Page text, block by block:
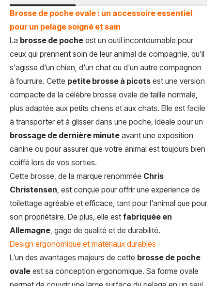
Brosse de poche ovale : un accessoire essentiel
pour un pelage soigné et sain
La brosse de poche est un outil incontournable pour
ceux qui prennent soin de leur animal de compagnie, qu'il
s'agisse d'un chien, d'un chat ou d'un autre compagnon
à fourrure. Cette petite brosse à picots est une version
compacte de la célèbre brosse ovale de taille normale,
plus adaptée aux petits chiens et aux chats. Elle est facile
à transporter et à glisser dans une poche, idéale pour un
brossage de dernière minute avant une exposition
canine ou pour assurer que votre animal est toujours bien
coiffé lors de vos sorties.
Cette brosse, de la marque renommée Chris
Christensen, est conçue pour offrir une expérience de
toilettage agréable et efficace, tant pour l'animal que pour
son propriétaire. De plus, elle est fabriquée en
Allemagne, gage de qualité et de durabilité.
Design ergonomique et matériaux durables
L'un des avantages majeurs de cette brosse de poche
ovale est sa conception ergonomique. Sa forme ovale